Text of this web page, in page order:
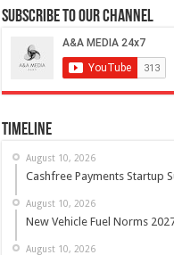
Subscribe to our Channel
Timeline
August 10, 2026
Cashfree Payments Startup
August 10, 2026
New Vehicle Fuel Norms
August 10, 2026